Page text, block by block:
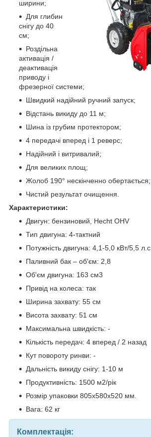
ширини;
Для глибин
снігу до 40
см;
Роздільна
активація /
деактивація
приводу і
фрезерної системи;
Швидкий надійний ручний запуск;
Відстань викиду до 11 м;
Шина із грубим протектором;
4 передачі вперед і 1 реверс;
Надійний і витривалий;
Для великих площ;
Жолоб 190° нескінченно обертається;
Чистий результат очищення.
Характеристики:
Двигун: бензиновий, Hecht OHV
Тип двигуна: 4-тактний
Потужність двигуна: 4,1-5,0 кВт/5,5 л.с.
Паливний бак – об'єм: 2,8
Об'єм двигуна: 163 см3
Привід на колеса: так
Ширина захвату: 55 см
Висота захвату: 51 см
Максимальна швидкість: -
Кількість передач: 4 вперед / 2 назад
Кут повороту ринви: -
Дальність викиду снігу: 1-10 м
Продуктивність: 1500 м2/рік
Розмір упаковки 805x580x520 мм.
Вага: 62 кг
Комплектація: